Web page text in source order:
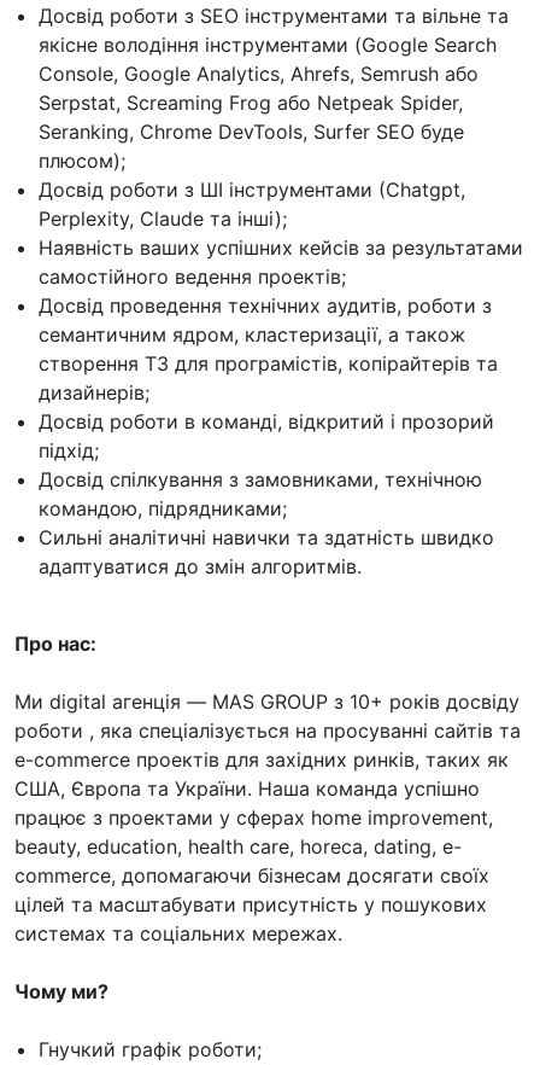
Досвід роботи з SEO інструментами та вільне та
якісне володіння інструментами (Google Search
Console, Google Analytics, Ahrefs, Semrush або
Serpstat, Screaming Frog або Netpeak Spider,
Seranking, Chrome DevTools, Surfer SEO буде
плюсом);
Досвід роботи з ШІ інструментами (Сhatgpt,
Perplexity, Claude та інші);
Наявність ваших успішних кейсів за результатами
самостійного ведення проектів;
Досвід проведення технічних аудитів, роботи з
семантичним ядром, кластеризації, а також
створення ТЗ для програмістів, копірайтерів та
дизайнерів;
Досвід роботи в команді, відкритий і прозорий
підхід;
Досвід спілкування з замовниками, технічною
командою, підрядниками;
Сильні аналітичні навички та здатність швидко
адаптуватися до змін алгоритмів.
Про нас:
Ми digital агенція — MAS GROUP з 10+ років досвіду
роботи , яка спеціалізується на просуванні сайтів та
e-commerce проектів для західних ринків, таких як
США, Європа та України. Наша команда успішно
працює з проектами у сферах home improvement,
beauty, education, health care, horeca, dating, e-
commerce, допомагаючи бізнесам досягати своїх
цілей та масштабувати присутність у пошукових
системах та соціальних мережах.
Чому ми?
Гнучкий графік роботи;